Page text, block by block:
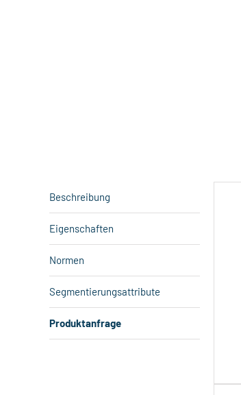
Beschreibung
Eigenschaften
Normen
Segmentierungsattribute
Produktanfrage